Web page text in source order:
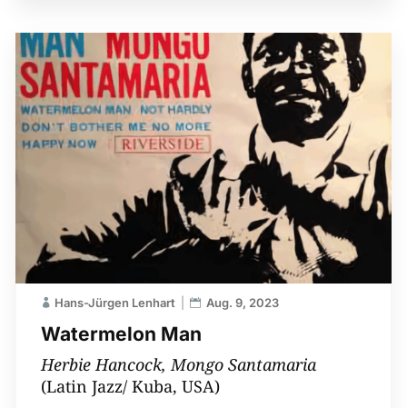
Watermelon Man
Hans-Jürgen Lenhart Aug. 9, 2023
Herbie Hancock, Mongo Santamaria
(Latin Jazz/ Kuba, USA)